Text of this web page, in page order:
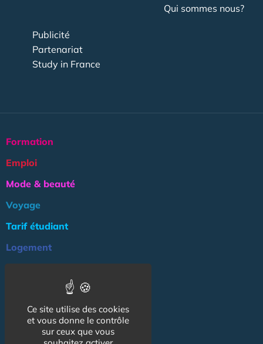
Qui sommes nous?
Publicité
Partenariat
Study in France
Formation
Emploi
Mode & beauté
Voyage
Tarif étudiant
Logement
Association
NOS AUTRES SITES :
Ce site utilise des cookies
et vous donne le contrôle
sur ceux que vous